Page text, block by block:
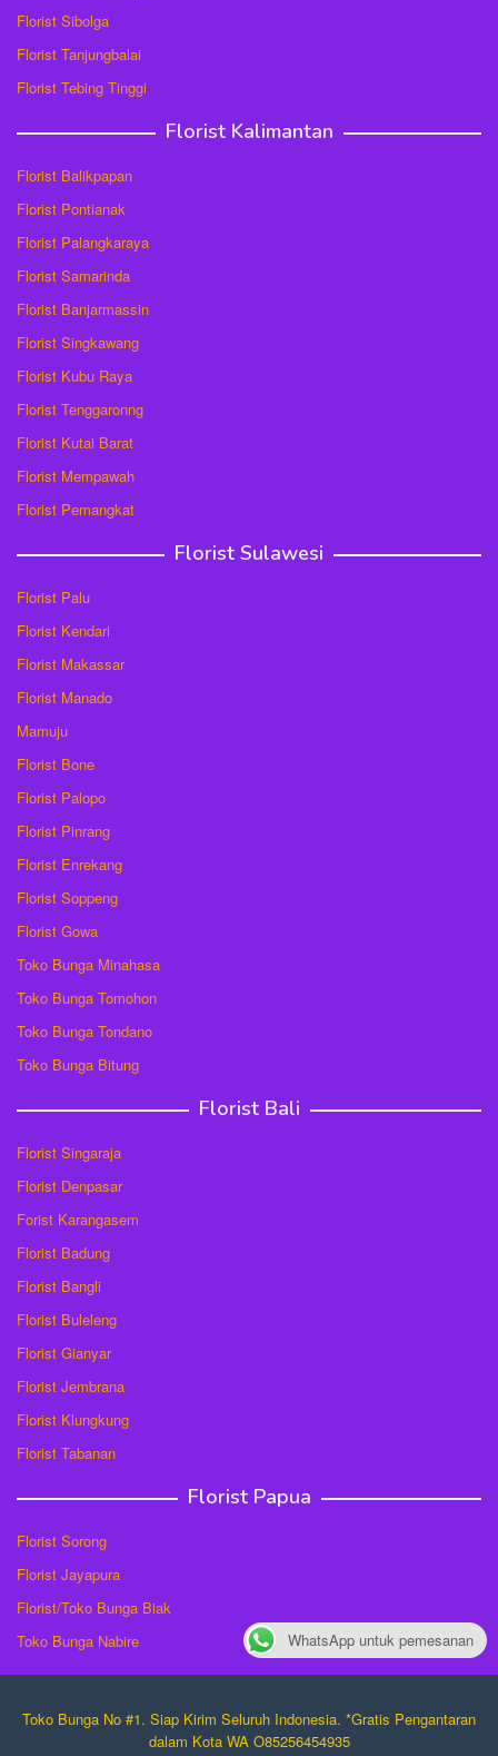
Florist Sibolga
Florist Tanjungbalai
Florist Tebing Tinggi
Florist Kalimantan
Florist Balikpapan
Florist Pontianak
Florist Palangkaraya
Florist Samarinda
Florist Banjarmassin
Florist Singkawang
Florist Kubu Raya
Florist Tenggaronng
Florist Kutai Barat
Florist Mempawah
Florist Pemangkat
Florist Sulawesi
Florist Palu
Florist Kendari
Florist Makassar
Florist Manado
Mamuju
Florist Bone
Florist Palopo
Florist Pinrang
Florist Enrekang
Florist Soppeng
Florist Gowa
Toko Bunga Minahasa
Toko Bunga Tomohon
Toko Bunga Tondano
Toko Bunga Bitung
Florist Bali
Florist Singaraja
Florist Denpasar
Forist Karangasem
Florist Badung
Florist Bangli
Florist Buleleng
Florist Gianyar
Florist Jembrana
Florist Klungkung
Florist Tabanan
Florist Papua
Florist Sorong
Florist Jayapura
Florist/Toko Bunga Biak
Toko Bunga Nabire
Toko Bunga No #1. Siap Kirim Seluruh Indonesia. *Gratis Pengantaran
dalam Kota WA O85256454935
WhatsApp untuk pemesanan